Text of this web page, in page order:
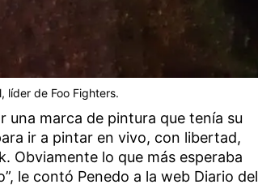
líder de Foo Fighters.
marca de pintura que tenía su
ir a pintar en vivo, con libertad,
Obviamente lo que más esperaba
le contó Penedo a la web Diario del